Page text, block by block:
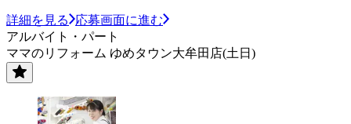
詳細を見る
応募画面に進む
アルバイト・パート
ママのリフォーム ゆめタウン大牟田店(土日)